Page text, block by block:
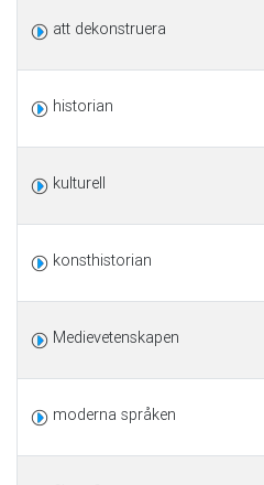
att dekonstruera
historian
kulturell
konsthistorian
Medievetenskapen
moderna språken